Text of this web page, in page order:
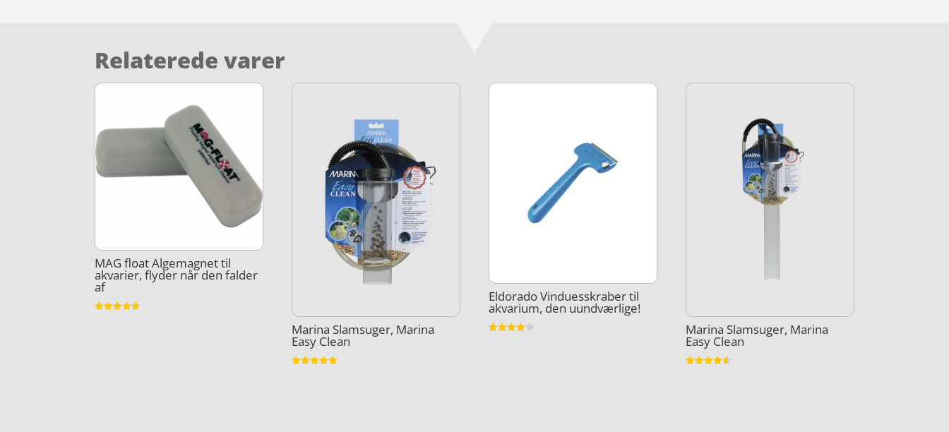
Relaterede varer
MAG float Algemagnet til
akvarier, flyder når den falder
af
Marina Slamsuger, Marina
Easy Clean
Eldorado Vinduesskraber til
akvarium, den uundværlige!
Marina Slamsuger, Marina
Easy Clean